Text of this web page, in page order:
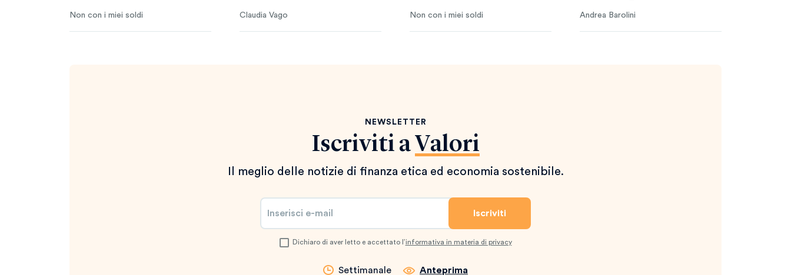
Non con i miei soldi Claudia Vago Non con i miei soldi Andrea Barolini
NEWSLETTER
Iscriviti a Valori
Il meglio delle notizie di finanza etica ed economia sostenibile.
Dichiaro di aver letto e accettato l’informativa in materia di privacy
Settimanale Anteprima